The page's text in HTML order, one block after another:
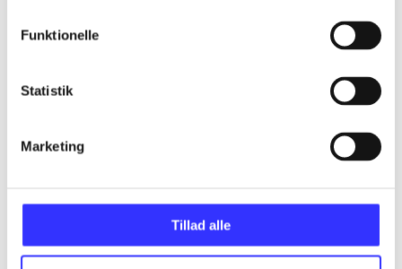
Funktionelle
Statistik
Marketing
Tillad alle